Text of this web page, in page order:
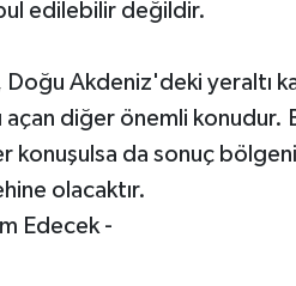
edilebilir değildir.
Doğu Akdeniz'deki yeraltı
açan diğer önemli konudur.
konuşulsa da sonuç
olacaktır.
Edecek -